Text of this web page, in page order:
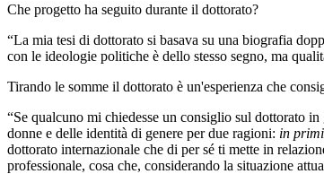
Che progetto ha seguito durante il dottorato?
“La mia tesi di dottorato si basava su una biografia
con le ideologie politiche è dello stesso segno, ma
Tirando le somme il dottorato è un'esperienza che
“Se qualcuno mi chiedesse un consiglio sul dottorato
donne e delle identità di genere per due ragioni: in
dottorato internazionale che di per sé ti mette in
professionale, cosa che, considerando la situazione